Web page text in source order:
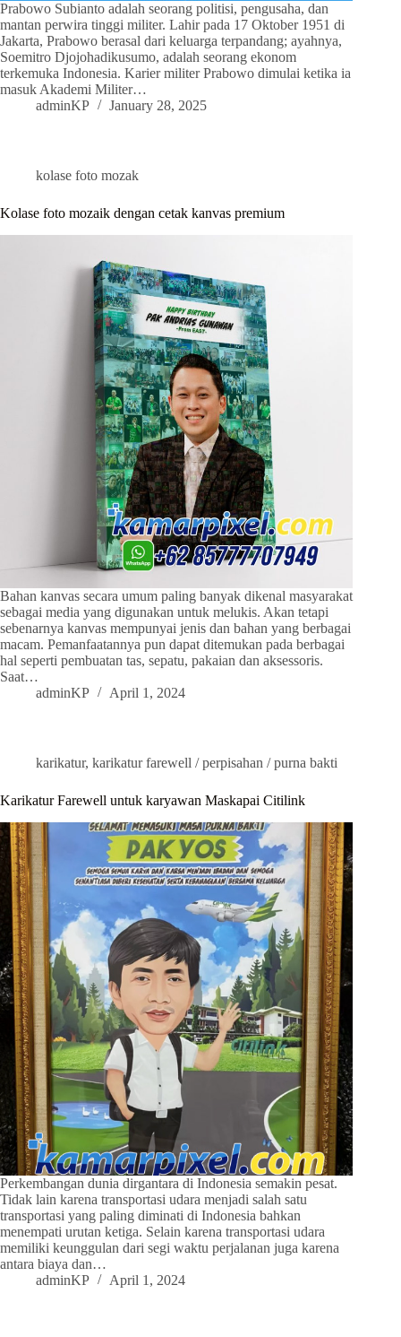
Prabowo Subianto adalah seorang politisi, pengusaha, dan
mantan perwira tinggi militer. Lahir pada 17 Oktober 1951 di
Jakarta, Prabowo berasal dari keluarga terpandang; ayahnya,
Soemitro Djojohadikusumo, adalah seorang ekonom
terkemuka Indonesia. Karier militer Prabowo dimulai ketika ia
masuk Akademi Militer…
adminKP
January 28, 2025
kolase foto mozak
Kolase foto mozaik dengan cetak kanvas premium
Bahan kanvas secara umum paling banyak dikenal masyarakat
sebagai media yang digunakan untuk melukis. Akan tetapi
sebenarnya kanvas mempunyai jenis dan bahan yang berbagai
macam. Pemanfaatannya pun dapat ditemukan pada berbagai
hal seperti pembuatan tas, sepatu, pakaian dan aksessoris.
Saat…
adminKP
April 1, 2024
karikatur, karikatur farewell / perpisahan / purna bakti
Karikatur Farewell untuk karyawan Maskapai Citilink
Perkembangan dunia dirgantara di Indonesia semakin pesat.
Tidak lain karena transportasi udara menjadi salah satu
transportasi yang paling diminati di Indonesia bahkan
menempati urutan ketiga. Selain karena transportasi udara
memiliki keunggulan dari segi waktu perjalanan juga karena
antara biaya dan…
adminKP
April 1, 2024